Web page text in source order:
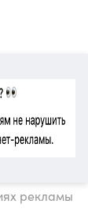
рекламы